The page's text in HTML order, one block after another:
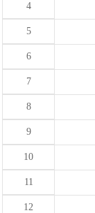
4
5
6
7
8
9
10
11
12